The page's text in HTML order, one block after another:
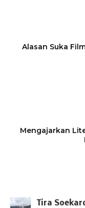
Alasan Suka
Mengajarkan
Tira